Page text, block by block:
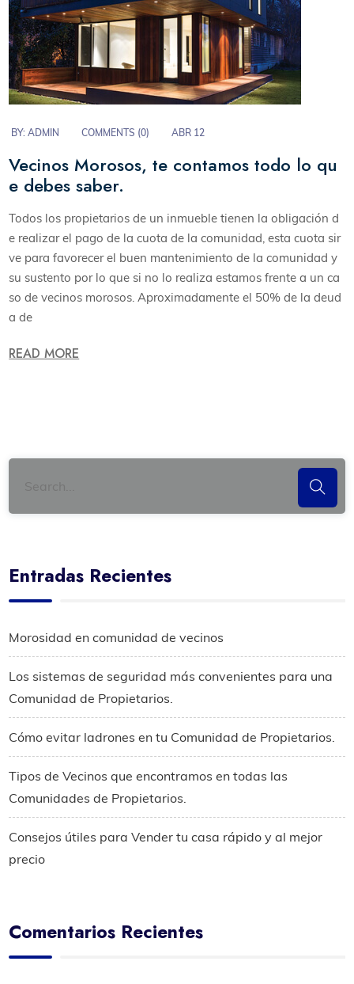
BY:ADMIN COMMENTS (0) ABR 12
Vecinos Morosos, te contamos todo lo qu
e debes saber.
Todos los propietarios de un inmueble tienen la obligación d
e realizar el pago de la cuota de la comunidad, esta cuota sir
ve para favorecer el buen mantenimiento de la comunidad y
su sustento por lo que si no lo realiza estamos frente a un ca
so de vecinos morosos. Aproximadamente el 50% de la deud
a de
READ MORE
Entradas Recientes
Morosidad en comunidad de vecinos
Los sistemas de seguridad más convenientes para una
Comunidad de Propietarios.
Cómo evitar ladrones en tu Comunidad de Propietarios.
Tipos de Vecinos que encontramos en todas las
Comunidades de Propietarios.
Consejos útiles para Vender tu casa rápido y al mejor
precio
Comentarios Recientes